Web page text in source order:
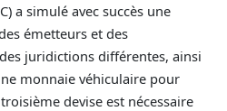
a simulé avec succès une
émetteurs et des
juridictions différentes, ainsi
monnaie véhiculaire pour
devise est nécessaire